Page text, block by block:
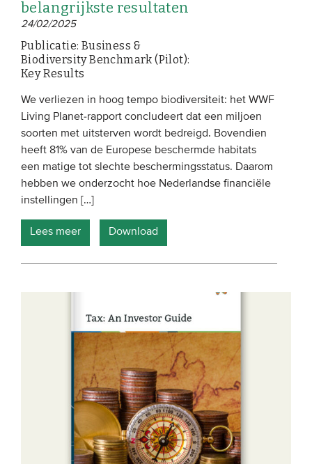
belangrijkste resultaten
24/02/2025
Publicatie: Business &
Biodiversity Benchmark (Pilot):
Key Results
We verliezen in hoog tempo biodiversiteit: het WWF
Living Planet-rapport concludeert dat een miljoen
soorten met uitsterven wordt bedreigd. Bovendien
heeft 81% van de Europese beschermde habitats
een matige tot slechte beschermingsstatus. Daarom
hebben we onderzocht hoe Nederlandse financiële
instellingen […]
Lees meer Download